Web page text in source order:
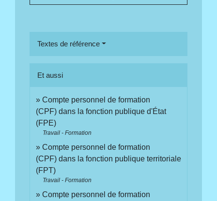
Textes de référence
Et aussi
Compte personnel de formation
(CPF) dans la fonction publique d'État
(FPE)
Travail - Formation
Compte personnel de formation
(CPF) dans la fonction publique territoriale
(FPT)
Travail - Formation
Compte personnel de formation